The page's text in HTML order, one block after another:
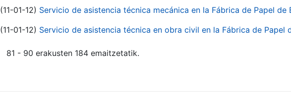
(11-01-12) Servicio de asistencia técnica mecánica en la Fábrica de Papel de
(11-01-12) Servicio de asistencia técnica en obra civil en la Fábrica de Papel
81 - 90 erakusten 184 emaitzetatik.